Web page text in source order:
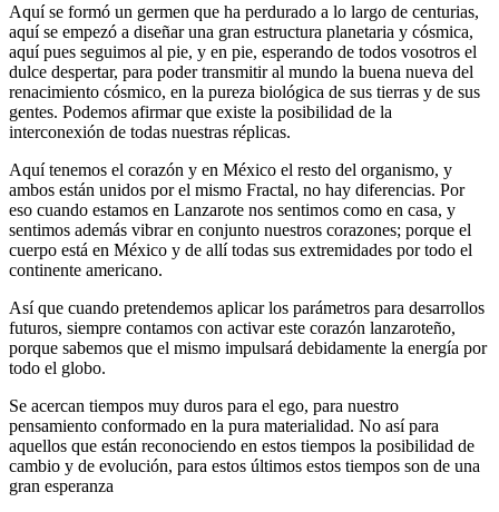
Aquí se formó un germen que ha perdurado a lo largo de centurias,
aquí se empezó a diseñar una gran estructura planetaria y cósmica,
aquí pues seguimos al pie, y en pie, esperando de todos vosotros el
dulce despertar, para poder transmitir al mundo la buena nueva del
renacimiento cósmico, en la pureza biológica de sus tierras y de sus
gentes. Podemos afirmar que existe la posibilidad de la
interconexión de todas nuestras réplicas.
Aquí tenemos el corazón y en México el resto del organismo, y
ambos están unidos por el mismo Fractal, no hay diferencias. Por
eso cuando estamos en Lanzarote nos sentimos como en casa, y
sentimos además vibrar en conjunto nuestros corazones; porque el
cuerpo está en México y de allí todas sus extremidades por todo el
continente americano.
Así que cuando pretendemos aplicar los parámetros para desarrollos
futuros, siempre contamos con activar este corazón lanzaroteño,
porque sabemos que el mismo impulsará debidamente la energía por
todo el globo.
Se acercan tiempos muy duros para el ego, para nuestro
pensamiento conformado en la pura materialidad. No así para
aquellos que están reconociendo en estos tiempos la posibilidad de
cambio y de evolución, para estos últimos estos tiempos son de una
gran esperanza